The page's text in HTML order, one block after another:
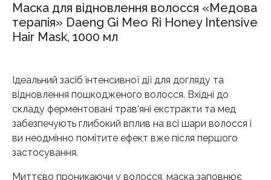
Intensive
Hair
Mask
мл
кількість
Маска для відновлення волосся «Медова
терапія» Daeng Gi Meo Ri Honey Intensive
Hair Mask, 1000 мл
Ідеальний засіб інтенсивної дії для догляду та
відновлення пошкодженого волосся. Вхідні до
складу ферментовані трав’яні екстракти та мед
забезпечують глибокий вплив на всі шари волосся і
ви неодмінно помітите ефект вже після першого
застосування.
Миттєво проникаючи у волосся, маска заповнює